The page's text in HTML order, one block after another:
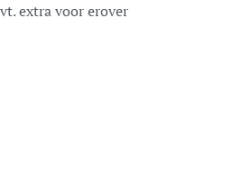
extra voor erover